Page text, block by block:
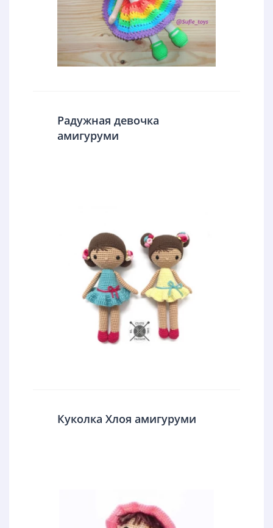
Радужная девочка
амигуруми
Куколка Хлоя амигуруми